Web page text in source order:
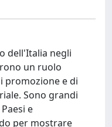
dell'Italia negli
un ruolo
promozione e di
Sono grandi
e
per mostrare